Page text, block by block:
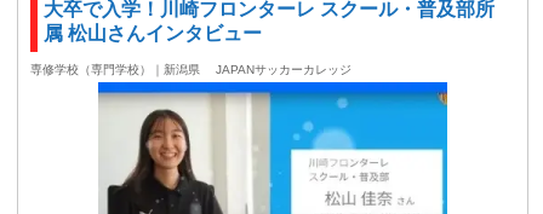
大卒で入学！川崎フロンターレ スクール・普及部所
属 松山さんインタビュー
専修学校（専門学校）｜新潟県 JAPANサッカーカレッジ